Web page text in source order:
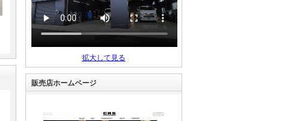
拡大して見る
販売店ホームページ